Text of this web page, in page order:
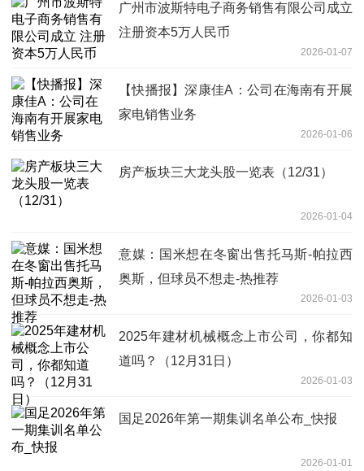
广州市波斯特电子商务销售有限公司成立
注册资本5万人民币
2026-01-07
【快播报】深康佳A：公司在海南有开展
家电销售业务
2026-01-06
房产板块三大龙头股一览表（12/31）
2026-01-04
意媒：国米想在冬窗出售托马斯-帕拉西
奥斯，但球员不想走-热推荐
2026-01-03
2025年建材机械概念上市公司，你都知
道吗？（12月31日）
2026-01-03
国足2026年第一期集训名单公布_快报
2026-01-01